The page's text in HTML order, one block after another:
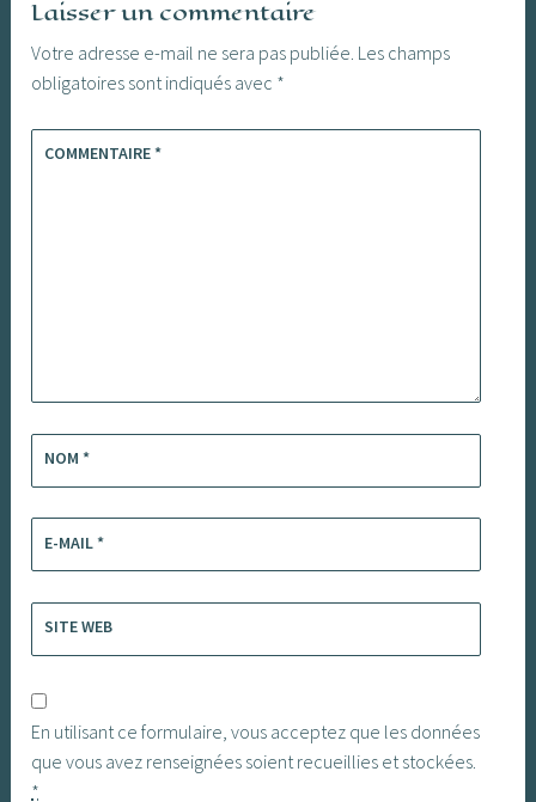
Laisser un commentaire
Votre adresse e-mail ne sera pas publiée. Les champs
obligatoires sont indiqués avec *
COMMENTAIRE*
NOM*
E-MAIL*
SITE WEB
En utilisant ce formulaire, vous acceptez que les données
que vous avez renseignées soient recueillies et stockées.
*